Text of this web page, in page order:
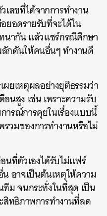
เลขที่ได้จากการทำงาน
ยอดรายรับที่จะได้ใน
นากัน แล้วแชร์กรณีศึกษา
กดันให้คนอื่นๆ ทำงานดี
ยเหตุผลอย่างยุติธรรมว่า
นสูง เช่น เพราะความรับ
รณ์การคุยในเรื่องแบบนี้
วมของการทำงานหรือไม่
นที่ตัวเองได้รับไม่แฟร์
อาจเป็นต้นเหตุให้ความ
ม จนกระทั่งในที่สุด เป็น
สิทธิภาพการทำงานที่ลด
LINE EMAIL